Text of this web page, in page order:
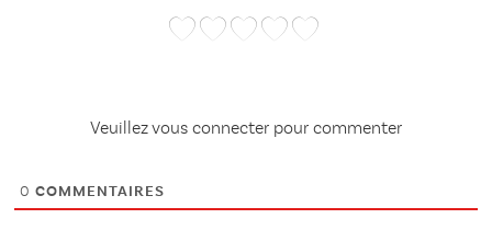
Veuillez vous connecter pour commenter
0 COMMENTAIRES